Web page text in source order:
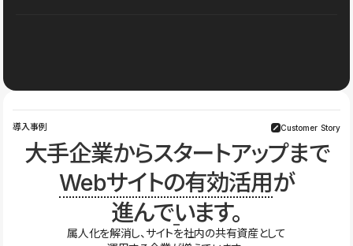
導入事例 Customer Story
大手企業からスタートアップまで
Webサイトの有効活用が
進んでいます。
属人化を解消し、サイトを社内の共有資産として